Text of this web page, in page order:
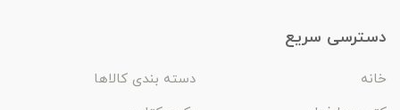
دسترسی سریع
خانه
دسته بندی کالاها